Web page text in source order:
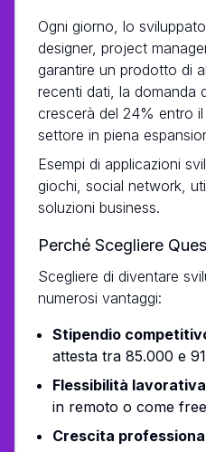
Ogni giorno, lo
designer, project
garantire un prodotto di
recenti dati, la domanda
crescerà del 24% entro
settore in piena
Esempi di applicazioni
giochi, social network,
soluzioni business.
Perché Scegliere
Scegliere di diventare
numerosi vantaggi:
Stipendio
attesta tra 85.000 e
Flessibilità lavorativa
in remoto o come
Crescita